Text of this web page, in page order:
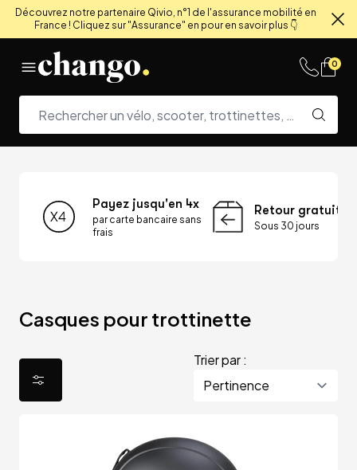
Découvrez notre partenaire Qivio, n°1 de l'assurance mobilité en
France ! Cliquez sur "Assurance" en pour en savoir plus 👇
0
Payez jusqu'en 4x
par carte bancaire sans
frais
Retour gratuit
Sous 30 jours
Casques pour trottinette
Trier par :